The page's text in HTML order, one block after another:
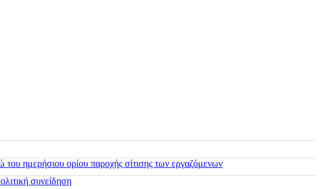
ημερήσιου ορίου παροχής σίτισης των εργαζόμενων
συνείδηση